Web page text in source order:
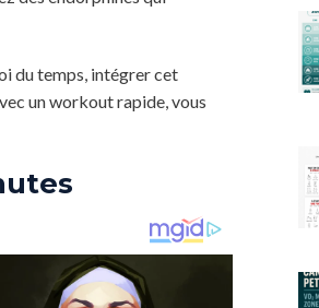
du temps, intégrer cet
un workout rapide, vous